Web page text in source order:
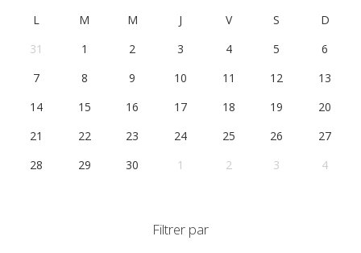
L M M J V S
D
31
1 2 3 4 5
6
7
8 9 10 11 12
13
14
15 16 17 18 19
20
21
22 23 24 25 26
27
28
29 30 1 2 3 4
Filtrer par